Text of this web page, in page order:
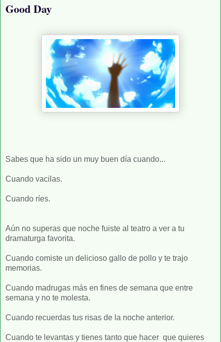
Good Day
Sabes que ha sido un muy buen día cuando...
Cuando vacilas.
Cuando ríes.
Aún no superas que noche fuiste al teatro a ver a tu
dramaturga favorita.
Cuando comiste un delicioso gallo de pollo y te trajo
memorias.
Cuando madrugas más en fines de semana que entre
semana y no te molesta.
Cuando recuerdas tus risas de la noche anterior.
Cuando te levantas y tienes tanto que hacer que quieres